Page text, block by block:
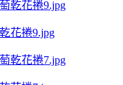
花捲9.jpg